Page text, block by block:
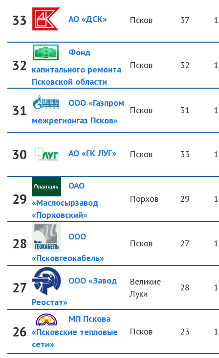
33 АО «ДСК» Псков 37
32
Фонд
капитального ремонта
Псковской области
Псков 32
31
ООО «Газпром
межрегионгаз Псков»
Псков 31
30 АО «ГК ЛУГ» Псков 33
29
ОАО
«Маслосырзавод
«Порховский»
Порхов 29
28
ООО
«Псковгеокабель»
Псков 27
27
ООО «Завод
Реостат»
Великие
Луки
28
26
МП Пскова
«Псковские тепловые
сети»
Псков 23